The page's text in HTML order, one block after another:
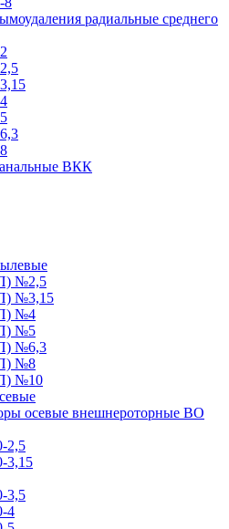
радиальные среднего
ВКК
№2,5
№3,15
№4
№5
№6,3
№8
№10
осевые внешнероторные ВО
2,5
3,15
3,5
4